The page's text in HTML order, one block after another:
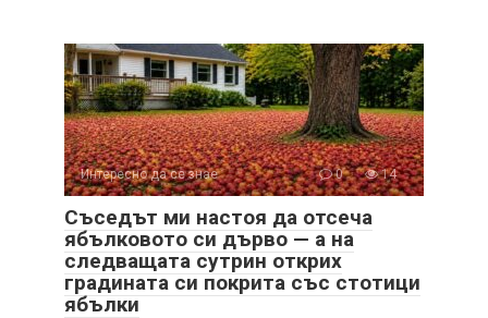
Интересно да се знае 0 14
Съседът ми настоя да отсеча
ябълковото си дърво — а на
следващата сутрин открих
градината си покрита със стотици
ябълки